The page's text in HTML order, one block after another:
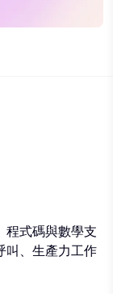
程式碼與數學支
叫、生產力工作